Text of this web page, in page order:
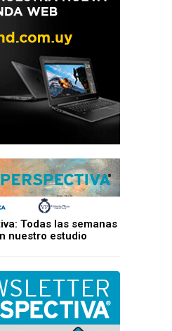
Todas las semanas
nuestro estudio